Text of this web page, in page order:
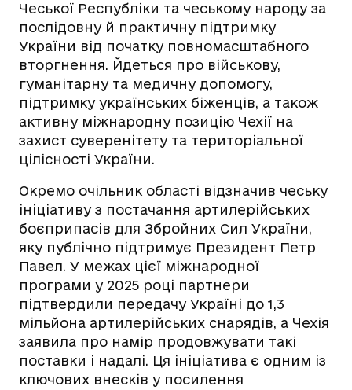
Чеської Республіки та чеському народу за
послідовну й практичну підтримку
України від початку повномасштабного
вторгнення. Йдеться про військову,
гуманітарну та медичну допомогу,
підтримку українських біженців, а також
активну міжнародну позицію Чехії на
захист суверенітету та територіальної
цілісності України.
Окремо очільник області відзначив чеську
ініціативу з постачання артилерійських
боєприпасів для Збройних Сил України,
яку публічно підтримує Президент Петр
Павел. У межах цієї міжнародної
програми у 2025 році партнери
підтвердили передачу Україні до 1,3
мільйона артилерійських снарядів, а Чехія
заявила про намір продовжувати такі
поставки і надалі. Ця ініціатива є одним із
ключових внесків у посилення